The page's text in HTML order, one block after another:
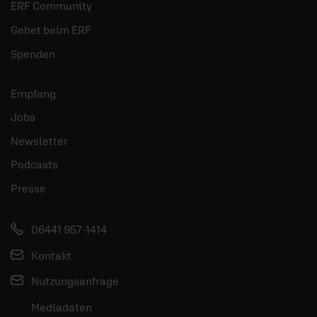
ERF Community
Gebet beim ERF
Spenden
Empfang
Jobs
Newsletter
Podcasts
Presse
06441 957-1414
Kontakt
Nutzungsanfrage
Mediadaten